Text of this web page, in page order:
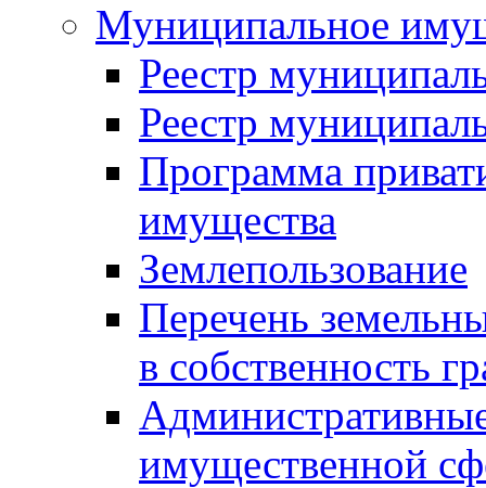
Муниципальное
Реестр
Реестр
Программа
имущества
Землепользование
Перечень
в собственность
имущественной